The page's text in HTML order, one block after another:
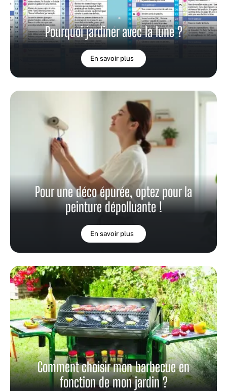
Pourquoi jardiner avec la lune ?
En savoir plus
Pour une déco épurée, optez pour la
peinture dépolluante !
En savoir plus
Comment choisir mon barbecue en
fonction de mon jardin ?